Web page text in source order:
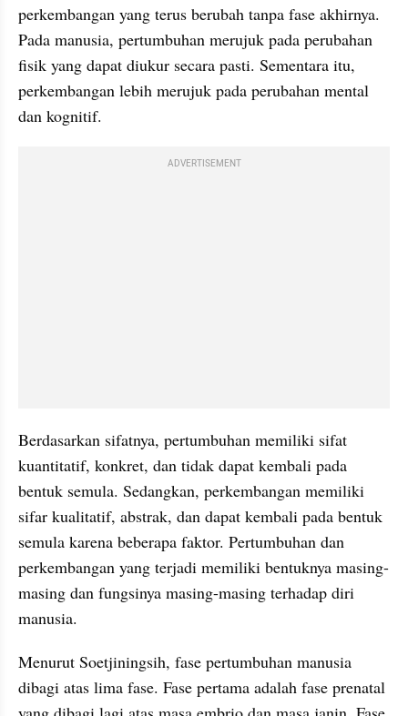
perkembangan yang terus berubah tanpa fase akhirnya.
Pada manusia, pertumbuhan merujuk pada perubahan
fisik yang dapat diukur secara pasti. Sementara itu,
perkembangan lebih merujuk pada perubahan mental
dan kognitif.
ADVERTISEMENT
Berdasarkan sifatnya, pertumbuhan memiliki sifat
kuantitatif, konkret, dan tidak dapat kembali pada
bentuk semula. Sedangkan, perkembangan memiliki
sifar kualitatif, abstrak, dan dapat kembali pada bentuk
semula karena beberapa faktor. Pertumbuhan dan
perkembangan yang terjadi memiliki bentuknya masing-
masing dan fungsinya masing-masing terhadap diri
manusia.
Menurut Soetjiningsih, fase pertumbuhan manusia
dibagi atas lima fase. Fase pertama adalah fase prenatal